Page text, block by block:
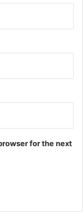
for the next